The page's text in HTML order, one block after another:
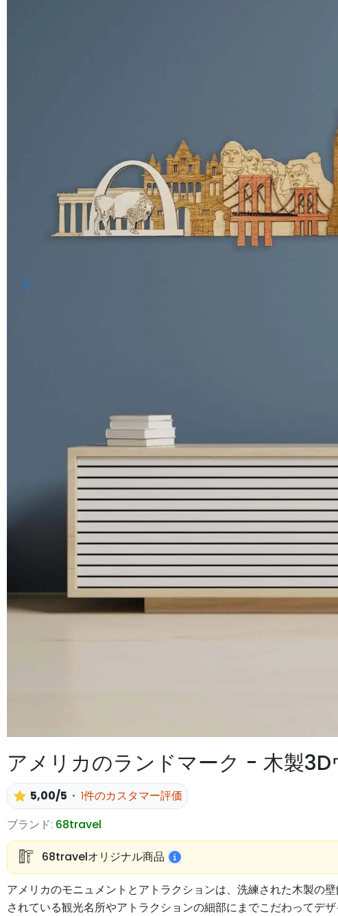
アメリカのランドマーク - 木製
5,00/5
1件のカスタマー評価
ブランド: 68travel
68travelオリジナル商品
アメリカのモニュメントとアトラクションは、洗練された木製
されている観光名所やアトラクションの細部にまでこだわってデ